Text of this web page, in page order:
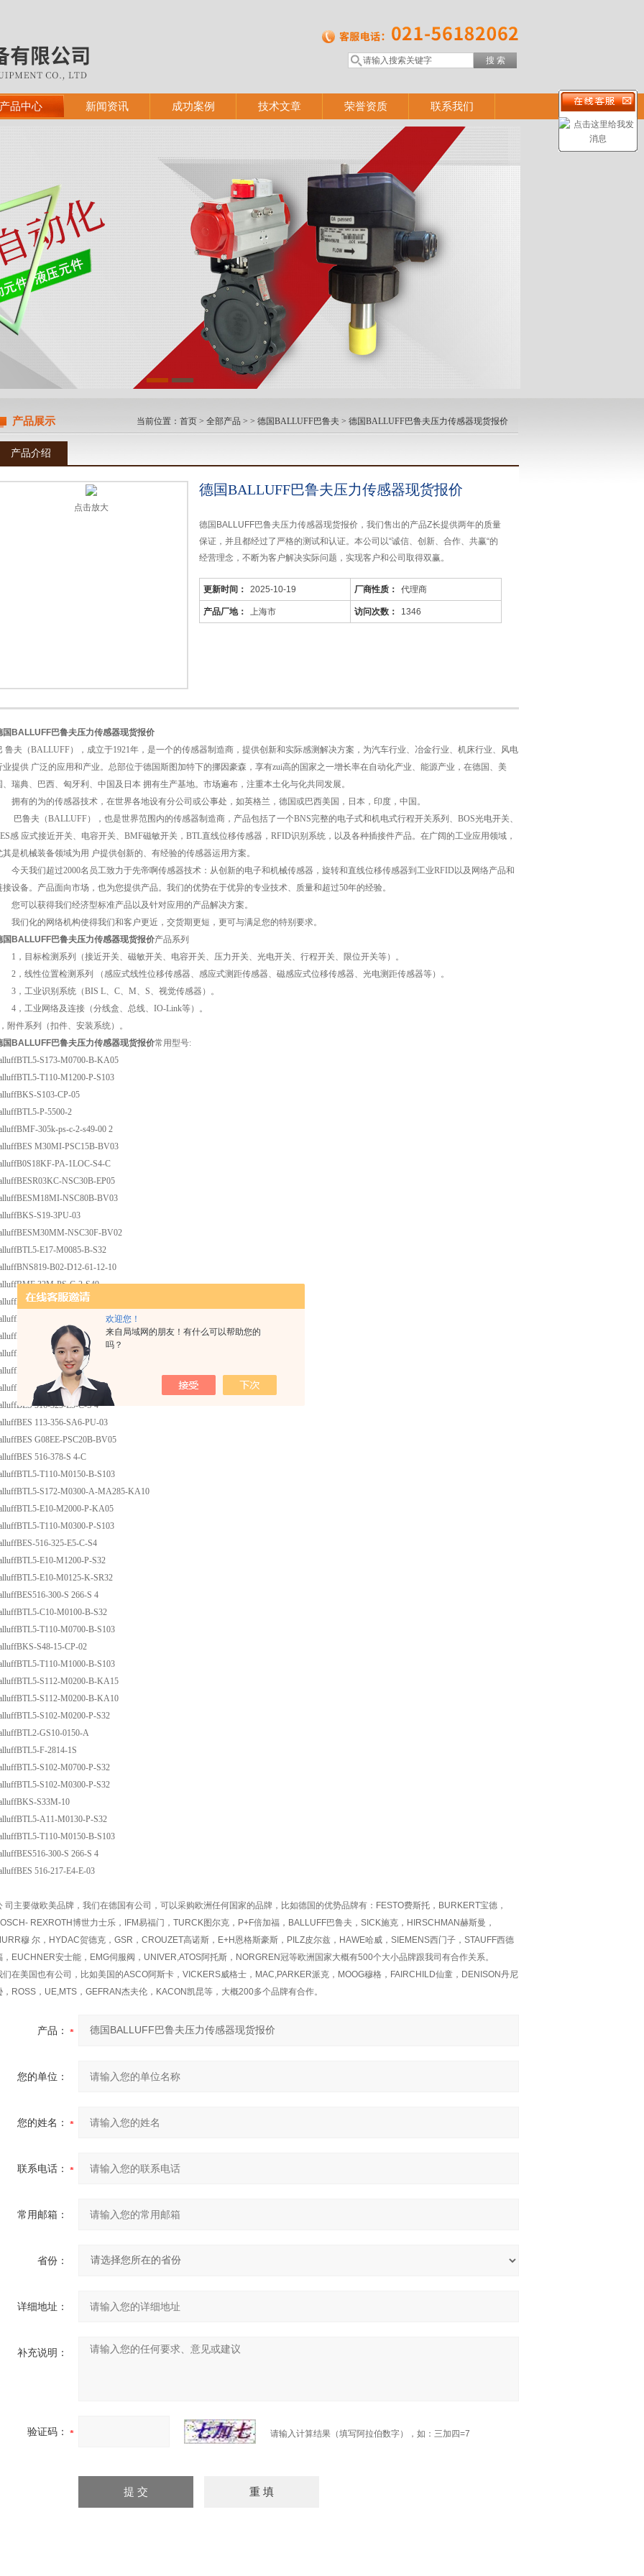
欢迎您！
来自局域网的朋友！有什么可以帮助您的
吗？
产品中心 新闻资讯 成功案例 技术文章 荣誉资质 联系我们
产品展示 当前位置： 首页 > 全部产品 > > 德国BALLUFF巴鲁夫 > 德国BALLUFF巴鲁夫压力传感器现货报价
产品介绍
点击放大
德国BALLUFF巴鲁夫压力传感器现货报价
德国BALLUFF巴鲁夫压力传感器现货报价，我们售出的产品Z长提供两年的质量
保证，并且都经过了严格的测试和认证。本公司以“诚信、创新、合作、共赢“的
经营理念，不断为客户解决实际问题，实现客户和公司取得双赢。
更新时间： 2025-10-19 厂商性质： 代理商
产品厂地： 上海市 访问次数： 1346
国BALLUFF巴鲁夫压力传感器现货报价
鲁夫（BALLUFF），成立于1921年，是一个的传感器制造商，提供创新和实际感测解决方案，为汽车行业、冶金行业、机床行业、风电
业提供 广泛的应用和产业。总部位于德国斯图加特下的挪因豪森，享有zui高的国家之一增长率在自动化产业、能源产业，在德国、美
、瑞典、巴西、匈牙利、中国及日本 拥有生产基地。市场遍布，注重本土化与化共同发展。
拥有的为的传感器技术，在世界各地设有分公司或公事处，如英格兰，德国或巴西美国，日本，印度，中国。
巴鲁夫（BALLUFF），也是世界范围内的传感器制造商，产品包括了一个BNS完整的电子式和机电式行程开关系列、BOS光电开关、
感 应式接近开关、电容开关、BMF磁敏开关，BTL直线位移传感器，RFID识别系统，以及各种插接件产品。在广阔的工业应用领域，
其是机械装备领域为用 户提供创新的、有经验的传感器运用方案。
今天我们超过2000名员工致力于先帝啊传感器技术：从创新的电子和机械传感器，旋转和直线位移传感器到工业RFID以及网络产品和
接设备。产品面向市场，也为您提供产品。我们的优势在于优异的专业技术、质量和超过50年的经验。
您可以获得我们经济型标准产品以及针对应用的产品解决方案。
我们化的网络机构使得我们和客户更近，交货期更短，更可与满足您的特别要求。
国BALLUFF巴鲁夫压力传感器现货报价产品系列
1，目标检测系列（接近开关、磁敏开关、电容开关、压力开关、光电开关、行程开关、限位开关等）。
2，线性位置检测系列 （感应式线性位移传感器、感应式测距传感器、磁感应式位移传感器、光电测距传感器等）。
3，工业识别系统（BIS L、C、M、S、视觉传感器）。
4，工业网络及连接（分线盒、总线、IO-Link等）。
附件系列（扣件、安装系统）。
国BALLUFF巴鲁夫压力传感器现货报价常用型号:
S173-M0700-B-KA05
T110-M1200-P-S103
S103-CP-05
P-5500-2
305k-ps-c-2-s49-00 2
M30MI-PSC15B-BV03
PA-1LOC-S4-C
NSC30B-EP05
NSC80B-BV03
S19-3PU-03
NSC30F-BV02
E17-M0085-B-S32
B02-D12-61-12-10
32M-PS-C-2-S49
E17-M0450-P-S32
18M-PA-LD10-S4
18M-PA-1PD-E5-C-S 4
819-B03-D10-46-11
E10-M0150-B-S 32
T110-M0200-B-S103
516-325-E5-C-S 4
113-356-SA6-PU-03
G08EE-PSC20B-BV05
516-378-S 4-C
T110-M0150-B-S103
S172-M0300-A-MA285-KA10
E10-M2000-P-KA05
T110-M0300-P-S103
516-325-E5-C-S4
E10-M1200-P-S32
E10-M0125-K-SR32
300-S 266-S 4
C10-M0100-B-S32
T110-M0700-B-S103
S48-15-CP-02
T110-M1000-B-S103
S112-M0200-B-KA15
S112-M0200-B-KA10
S102-M0200-P-S32
GS10-0150-A
F-2814-1S
S102-M0700-P-S32
S102-M0300-P-S32
S33M-10
A11-M0130-P-S32
T110-M0150-B-S103
300-S 266-S 4
516-217-E4-E-03
司主要做欧美品牌，我们在德国有公司，可以采购欧洲任何国家的品牌，比如德国的优势品牌有：FESTO费斯托，BURKERT宝德，
REXROTH博世力士乐，IFM易福门，TURCK图尔克，P+F倍加福，BALLUFF巴鲁夫，SICK施克，HIRSCHMAN赫斯曼，
穆 尔，HYDAC贺德克，GSR，CROUZET高诺斯，E+H恩格斯豪斯，PILZ皮尔兹，HAWE哈威，SIEMENS西门子，STAUFF西德
，EUCHNER安士能，EMG伺服阀，UNIVER,ATOS阿托斯，NORGREN冠等欧洲国家大概有500个大小品牌跟我司有合作关系。
们在美国也有公司，比如美国的ASCO阿斯卡，VICKERS威格士，MAC,PARKER派克，MOOG穆格，FAIRCHILD仙童，DENISON丹尼
，ROSS，UE,MTS，GEFRAN杰夫伦，KACON凯昆等，大概200多个品牌有合作。
产品：
您的单位：
您的姓名：
联系电话：
常用邮箱：
省份：
详细地址：
补充说明：
验证码： 请输入计算结果（填写阿拉伯数字），如：三加四=7